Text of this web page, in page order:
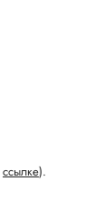
ссылке).